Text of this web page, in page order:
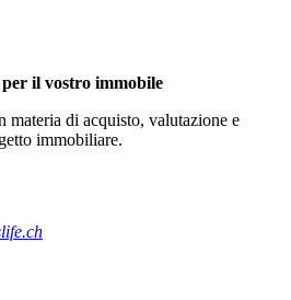
il vostro immobile
materia di acquisto, valutazione e
immobiliare.